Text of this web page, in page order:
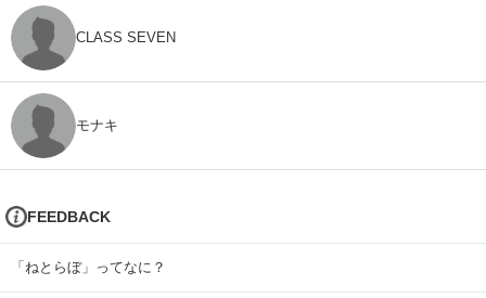
CLASS SEVEN
モナキ
FEEDBACK
「ねとらぼ」ってなに？